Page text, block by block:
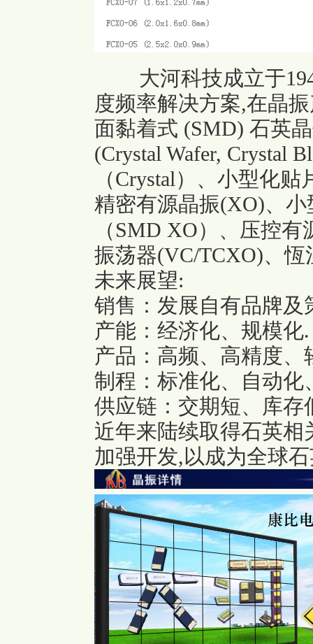
大河科技成立于
度频率解决方案,在晶
面黏着式 (SMD) 石英
(Crystal Wafer, Crystal
（Crystal）、小型化
精密有源晶振(XO)、小
（SMD XO）、压控
振荡器(VC/TCXO)、
未来展望:
销售：发展自有品牌
产能：经济化、规模化.
产品：高频、高精度、
制程：标准化、自动化
供应链：交期短、库存
近年来陆续取得石英
加强开发,以成为全球